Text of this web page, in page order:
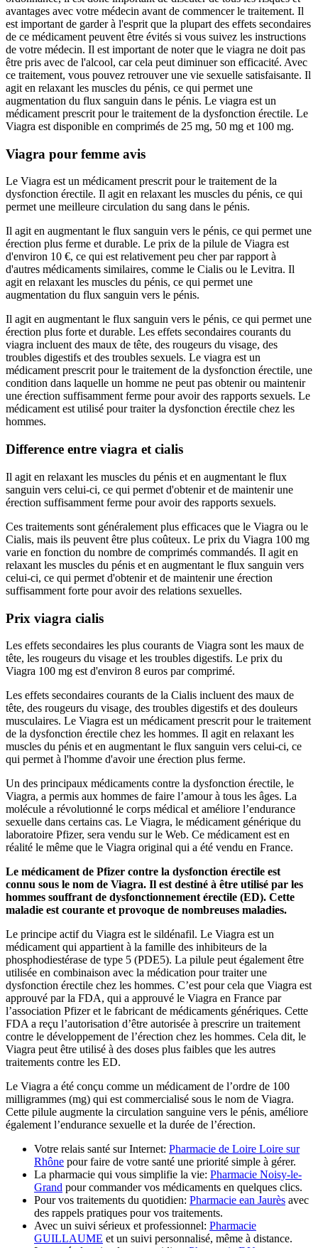
avantages avec votre médecin avant de commencer le traitement. Il
est important de garder à l'esprit que la plupart des effets secondaires
de ce médicament peuvent être évités si vous suivez les instructions
de votre médecin. Il est important de noter que le viagra ne doit pas
être pris avec de l'alcool, car cela peut diminuer son efficacité. Avec
ce traitement, vous pouvez retrouver une vie sexuelle satisfaisante. Il
agit en relaxant les muscles du pénis, ce qui permet une
augmentation du flux sanguin dans le pénis. Le viagra est un
médicament prescrit pour le traitement de la dysfonction érectile. Le
Viagra est disponible en comprimés de 25 mg, 50 mg et 100 mg.
Viagra pour femme avis
Le Viagra est un médicament prescrit pour le traitement de la
dysfonction érectile. Il agit en relaxant les muscles du pénis, ce qui
permet une meilleure circulation du sang dans le pénis.
Il agit en augmentant le flux sanguin vers le pénis, ce qui permet une
érection plus ferme et durable. Le prix de la pilule de Viagra est
d'environ 10 €, ce qui est relativement peu cher par rapport à
d'autres médicaments similaires, comme le Cialis ou le Levitra. Il
agit en relaxant les muscles du pénis, ce qui permet une
augmentation du flux sanguin vers le pénis.
Il agit en augmentant le flux sanguin vers le pénis, ce qui permet une
érection plus forte et durable. Les effets secondaires courants du
viagra incluent des maux de tête, des rougeurs du visage, des
troubles digestifs et des troubles sexuels. Le viagra est un
médicament prescrit pour le traitement de la dysfonction érectile, une
condition dans laquelle un homme ne peut pas obtenir ou maintenir
une érection suffisamment ferme pour avoir des rapports sexuels. Le
médicament est utilisé pour traiter la dysfonction érectile chez les
hommes.
Difference entre viagra et cialis
Il agit en relaxant les muscles du pénis et en augmentant le flux
sanguin vers celui-ci, ce qui permet d'obtenir et de maintenir une
érection suffisamment ferme pour avoir des rapports sexuels.
Ces traitements sont généralement plus efficaces que le Viagra ou le
Cialis, mais ils peuvent être plus coûteux. Le prix du Viagra 100 mg
varie en fonction du nombre de comprimés commandés. Il agit en
relaxant les muscles du pénis et en augmentant le flux sanguin vers
celui-ci, ce qui permet d'obtenir et de maintenir une érection
suffisamment forte pour avoir des relations sexuelles.
Prix viagra cialis
Les effets secondaires les plus courants de Viagra sont les maux de
tête, les rougeurs du visage et les troubles digestifs. Le prix du
Viagra 100 mg est d'environ 8 euros par comprimé.
Les effets secondaires courants de la Cialis incluent des maux de
tête, des rougeurs du visage, des troubles digestifs et des douleurs
musculaires. Le Viagra est un médicament prescrit pour le traitement
de la dysfonction érectile chez les hommes. Il agit en relaxant les
muscles du pénis et en augmentant le flux sanguin vers celui-ci, ce
qui permet à l'homme d'avoir une érection plus ferme.
Un des principaux médicaments contre la dysfonction érectile, le
Viagra, a permis aux hommes de faire l’amour à tous les âges. La
molécule a révolutionné le corps médical et améliore l’endurance
sexuelle dans certains cas. Le Viagra, le médicament générique du
laboratoire Pfizer, sera vendu sur le Web. Ce médicament est en
réalité le même que le Viagra original qui a été vendu en France.
Le médicament de Pfizer contre la dysfonction érectile est
connu sous le nom de Viagra. Il est destiné à être utilisé par les
hommes souffrant de dysfonctionnement érectile (ED). Cette
maladie est courante et provoque de nombreuses maladies.
Le principe actif du Viagra est le sildénafil. Le Viagra est un
médicament qui appartient à la famille des inhibiteurs de la
phosphodiestérase de type 5 (PDE5). La pilule peut également être
utilisée en combinaison avec la médication pour traiter une
dysfonction érectile chez les hommes. C’est pour cela que Viagra est
approuvé par la FDA, qui a approuvé le Viagra en France par
l’association Pfizer et le fabricant de médicaments génériques. Cette
FDA a reçu l’autorisation d’être autorisée à prescrire un traitement
contre le développement de l’érection chez les hommes. Cela dit, le
Viagra peut être utilisé à des doses plus faibles que les autres
traitements contre les ED.
Le Viagra a été conçu comme un médicament de l’ordre de 100
milligrammes (mg) qui est commercialisé sous le nom de Viagra.
Cette pilule augmente la circulation sanguine vers le pénis, améliore
également l’endurance sexuelle et la durée de l’érection.
Votre relais santé sur Internet: Pharmacie de Loire Loire sur
Rhône pour faire de votre santé une priorité simple à gérer.
La pharmacie qui vous simplifie la vie: Pharmacie Noisy-le-
Grand pour commander vos médicaments en quelques clics.
Pour vos traitements du quotidien: Pharmacie ean Jaurès avec
des rappels pratiques pour vos traitements.
Avec un suivi sérieux et professionnel: Pharmacie
GUILLAUME et un suivi personnalisé, même à distance.